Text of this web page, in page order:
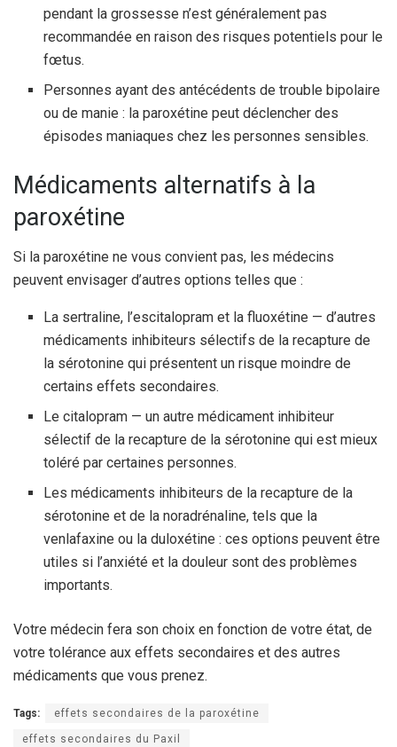
pendant la grossesse n’est généralement pas
recommandée en raison des risques potentiels pour le
fœtus.
Personnes ayant des antécédents de trouble bipolaire
ou de manie : la paroxétine peut déclencher des
épisodes maniaques chez les personnes sensibles.
Médicaments alternatifs à la
paroxétine
Si la paroxétine ne vous convient pas, les médecins
peuvent envisager d’autres options telles que :
La sertraline, l’escitalopram et la fluoxétine — d’autres
médicaments inhibiteurs sélectifs de la recapture de
la sérotonine qui présentent un risque moindre de
certains effets secondaires.
Le citalopram — un autre médicament inhibiteur
sélectif de la recapture de la sérotonine qui est mieux
toléré par certaines personnes.
Les médicaments inhibiteurs de la recapture de la
sérotonine et de la noradrénaline, tels que la
venlafaxine ou la duloxétine : ces options peuvent être
utiles si l’anxiété et la douleur sont des problèmes
importants.
Votre médecin fera son choix en fonction de votre état, de
votre tolérance aux effets secondaires et des autres
médicaments que vous prenez.
Tags: effets secondaires de la paroxétine
effets secondaires du Paxil